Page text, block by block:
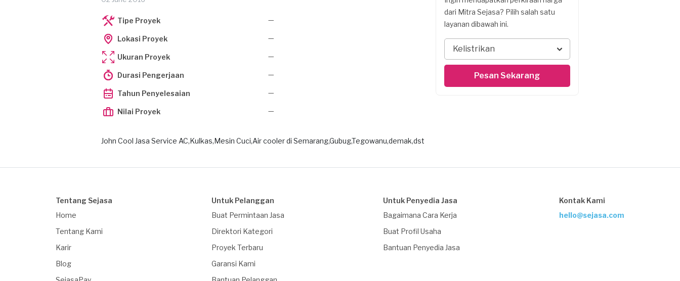
Tipe Proyek —
Lokasi Proyek —
Ukuran Proyek —
Durasi Pengerjaan —
Tahun Penyelesaian —
Nilai Proyek —
John Cool Jasa Service AC,Kulkas,Mesin Cuci,Air cooler di Semarang,Gubug,Tegowanu,demak,dst
dari Mitra Sejasa? Pilih salah satu
layanan dibawah ini.
Kelistrikan
Pesan Sekarang
Tentang Sejasa
Home
Tentang Kami
Karir
Blog
Untuk Pelanggan
Buat Permintaan Jasa
Direktori Kategori
Proyek Terbaru
Garansi Kami
Untuk Penyedia Jasa
Bagaimana Cara Kerja
Buat Profil Usaha
Bantuan Penyedia Jasa
Kontak Kami
hello@sejasa.com